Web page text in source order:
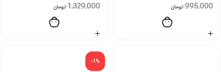
995,000 تومان 1,329,000 تومان
-1%